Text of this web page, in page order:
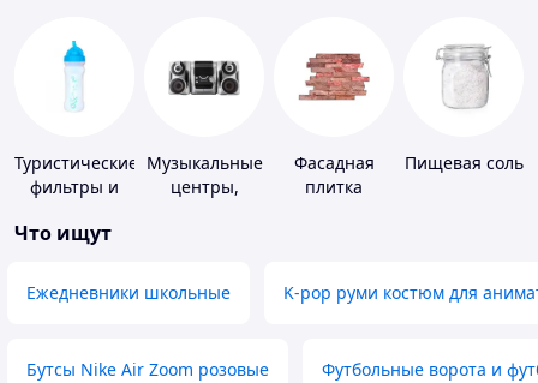
Туристические
фильтры и
питьевой
Музыкальные
центры,
Фасадная
плитка
Пищевая соль
Что ищут
Ежедневники школьные K-pop руми костюм для
Бутсы Nike Air Zoom розовые Футбольные ворота и